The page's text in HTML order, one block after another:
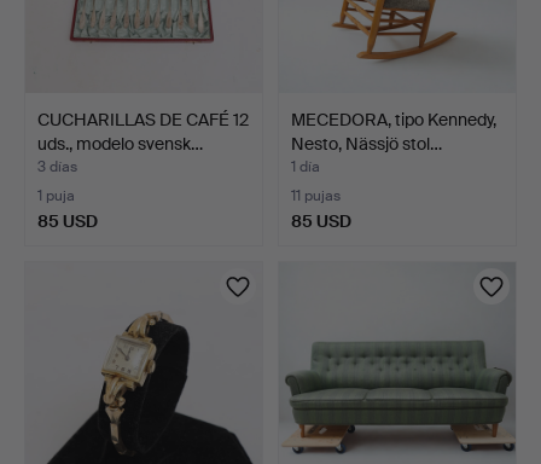
CUCHARILLAS DE CAFÉ 12
uds., modelo svensk…
3 días
1 puja
85 USD
MECEDORA, tipo Kennedy,
Nesto, Nässjö stol…
1 día
11 pujas
85 USD